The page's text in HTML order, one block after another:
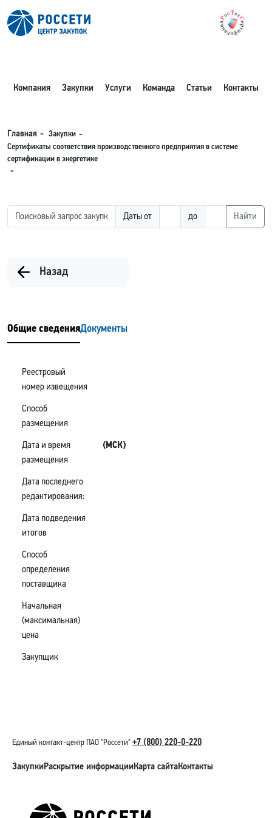
Компания Закупки Услуги Команда Статьи Контакты
Главная
Закупки
Сертификаты соответствия производственного предприятия в системе
сертификации в энергетике
Даты от до Найти
Назад
Общие сведенияДокументы
Реестровый
номер извещения
Способ
размещения
Дата и время
размещения
(МСК)
Дата последнего
редактирования:
Дата подведения
итогов
Способ
определения
поставщика
Начальная
(максимальная)
цена
Закупщик
Единый контакт-центр ПАО "Россети" +7 (800) 220-0-220
ЗакупкиРаскрытие информацииКарта сайтаКонтакты